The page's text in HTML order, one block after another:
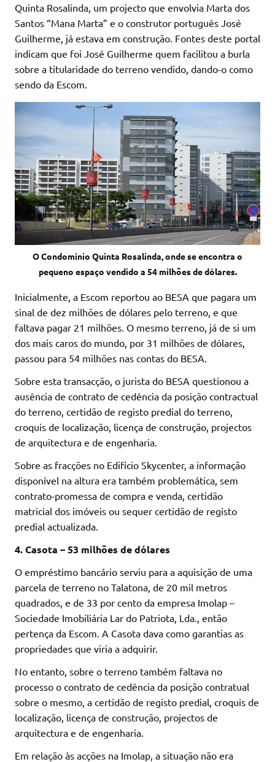
Quinta Rosalinda, um projecto que envolvia Marta dos
Santos “Mana Marta” e o construtor português José
Guilherme, já estava em construção. Fontes deste portal
indicam que foi José Guilherme quem facilitou a burla
sobre a titularidade do terreno vendido, dando-o como
sendo da Escom.
O Condomínio Quinta Rosalinda, onde se encontra o
pequeno espaço vendido a 54 milhões de dólares.
Inicialmente, a Escom reportou ao BESA que pagara um
sinal de dez milhões de dólares pelo terreno, e que
faltava pagar 21 milhões. O mesmo terreno, já de si um
dos mais caros do mundo, por 31 milhões de dólares,
passou para 54 milhões nas contas do BESA.
Sobre esta transacção, o jurista do BESA questionou a
ausência de contrato de cedência da posição contractual
do terreno, certidão de registo predial do terreno,
croquis de localização, licença de construção, projectos
de arquitectura e de engenharia.
Sobre as fracções no Edifício Skycenter, a informação
disponível na altura era também problemática, sem
contrato-promessa de compra e venda, certidão
matricial dos imóveis ou sequer certidão de registo
predial actualizada.
4. Casota – 53 milhões de dólares
O empréstimo bancário serviu para a aquisição de uma
parcela de terreno no Talatona, de 20 mil metros
quadrados, e de 33 por cento da empresa Imolap –
Sociedade Imobiliária Lar do Patriota, Lda., então
pertença da Escom. A Casota dava como garantias as
propriedades que viria a adquirir.
No entanto, sobre o terreno também faltava no
processo o contrato de cedência da posição contratual
sobre o mesmo, a certidão de registo predial, croquis de
localização, licença de construção, projectos de
arquitectura e de engenharia.
Em relação às acções na Imolap, a situação não era